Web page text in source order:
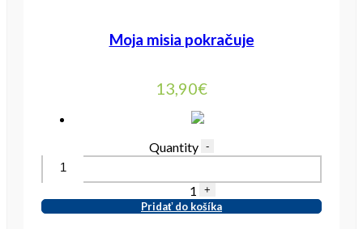
Moja misia pokračuje
13,90€
Quantity -
1 +
Pridať do košíka